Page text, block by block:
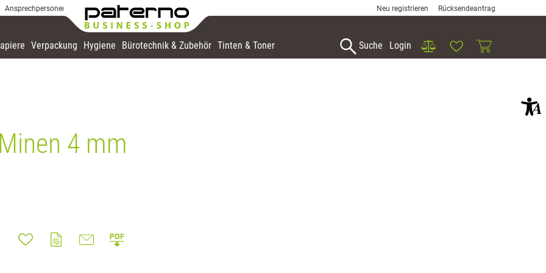
Ansprechpersonen Neu registrieren Rücksendeantrag
Suche Login VergleichWunschlisteWarenkorb
Verpackung Hygiene Bürotechnik & Zubehör Tinten & Toner
4 mm